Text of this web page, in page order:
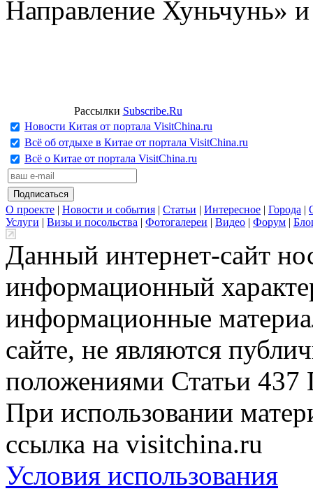
Направление Хуньчунь»
Рассылки Subscribe.Ru
Новости Китая от портала VisitChina.ru
Всё об отдыхе в Китае от портала VisitChina.ru
Всё о Китае от портала VisitChina.ru
О проекте | Новости и события | Статьи | Интересное | Города |
Услуги | Визы и посольства | Фотогалереи | Видео | Форум |
Данный интернет-сайт
информационный
информационные
сайте, не являются
положениями Статьи 437
При использовании
ссылка на visitchina.ru
Условия использования